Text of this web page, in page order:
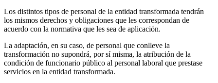
Los distintos tipos de personal de la entidad transformada tendrán
los mismos derechos y obligaciones que les correspondan de
acuerdo con la normativa que les sea de aplicación.
La adaptación, en su caso, de personal que conlleve la
transformación no supondrá, por sí misma, la atribución de la
condición de funcionario público al personal laboral que prestase
servicios en la entidad transformada.